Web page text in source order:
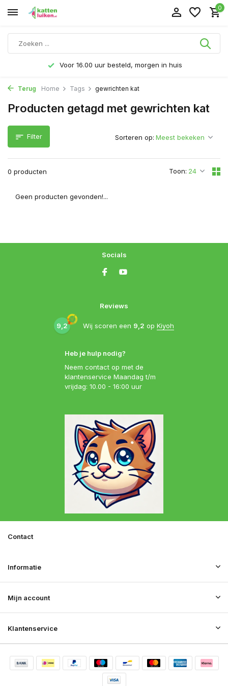
0
Voor 16.00 uur besteld, morgen in huis
Terug Home Tags gewrichten kat
Producten getagd met gewrichten kat
Filter
0 producten Toon:
Sorteren op:
Geen producten gevonden!...
Heb je hulp nodig?
Neem contact op met de
klantenservice Maandag t/m
vrijdag: 10.00 - 16:00 uur
Reviews
9,2 Wij scoren een 9,2 op Kiyoh
Socials
Klantenservice
Mijn account
Informatie
Contact